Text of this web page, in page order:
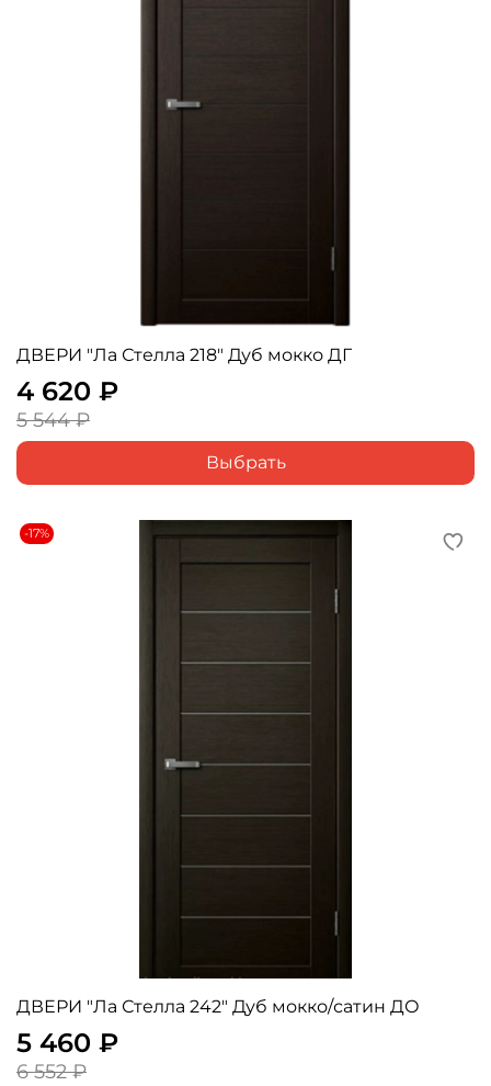
ДВЕРИ "Ла Стелла 218" Дуб мокко ДГ
4 620 ₽
5 544 ₽
Выбрать
-17%
ДВЕРИ "Ла Стелла 242" Дуб мокко/сатин ДО
5 460 ₽
6 552 ₽